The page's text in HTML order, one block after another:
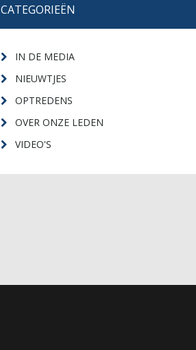
CATEGORIEËN
IN DE MEDIA
NIEUWTJES
OPTREDENS
OVER ONZE LEDEN
VIDEO'S